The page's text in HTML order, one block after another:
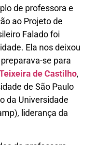
de professora e
ao Projeto de
Falado foi
Ela nos deixou
se para
de Castilho,
de São Paulo
da Universidade
liderança da